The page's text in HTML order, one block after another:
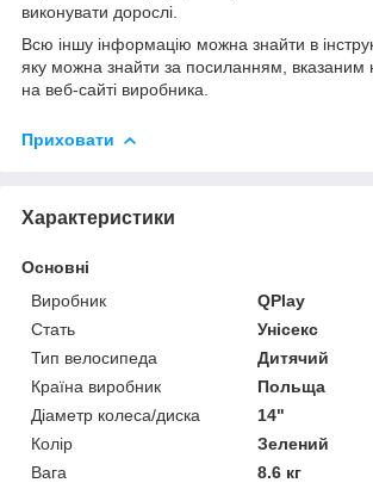
виконувати дорослі.
Всю іншу інформацію можна знайти в
яку можна знайти за посиланням, вказаним
на веб-сайті виробника.
Приховати
Характеристики
Основні
Виробник
QPlay
Стать
Унісекс
Тип велосипеда
Дитячий
Країна виробник
Польща
Діаметр колеса/диска
14"
Колір
Зелений
Вага
8.6 кг